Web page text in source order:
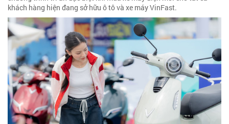
khách hàng hiện đang sở hữu ô tô và xe máy VinFast.